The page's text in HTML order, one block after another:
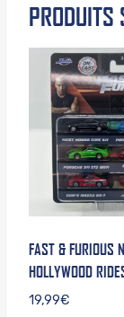
PRODUITS
FAST & FURIOUS
HOLLYWOOD
19,99€